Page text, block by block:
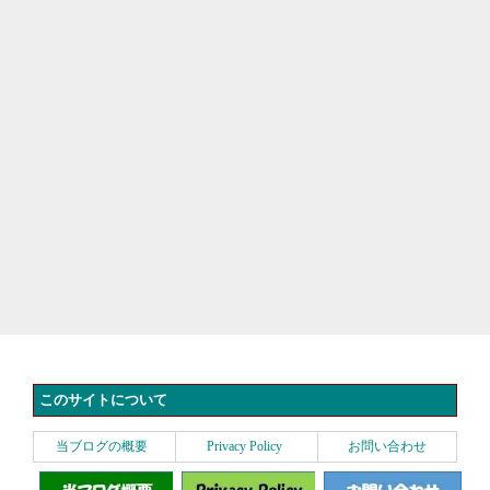
このサイトについて
当ブログの概要 Privacy Policy お問い合わせ